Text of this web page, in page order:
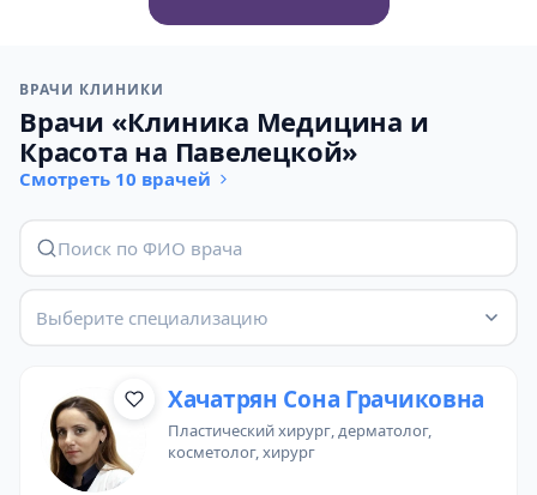
ВРАЧИ КЛИНИКИ
Врачи «Клиника Медицина и
Красота на Павелецкой»
Смотреть 10 врачей
Выберите специализацию
Хачатрян Сона Грачиковна
пластический хирург,дерматолог,
косметолог,хирург